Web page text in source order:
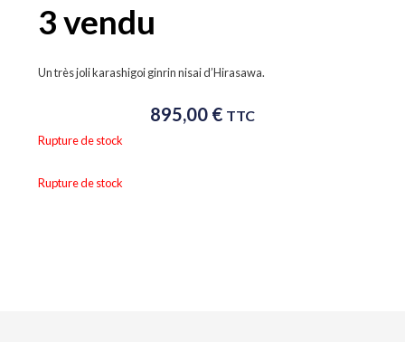
3 vendu
Un très joli karashigoi ginrin nisai d’Hirasawa.
895,00 € TTC
Rupture de stock
Rupture de stock